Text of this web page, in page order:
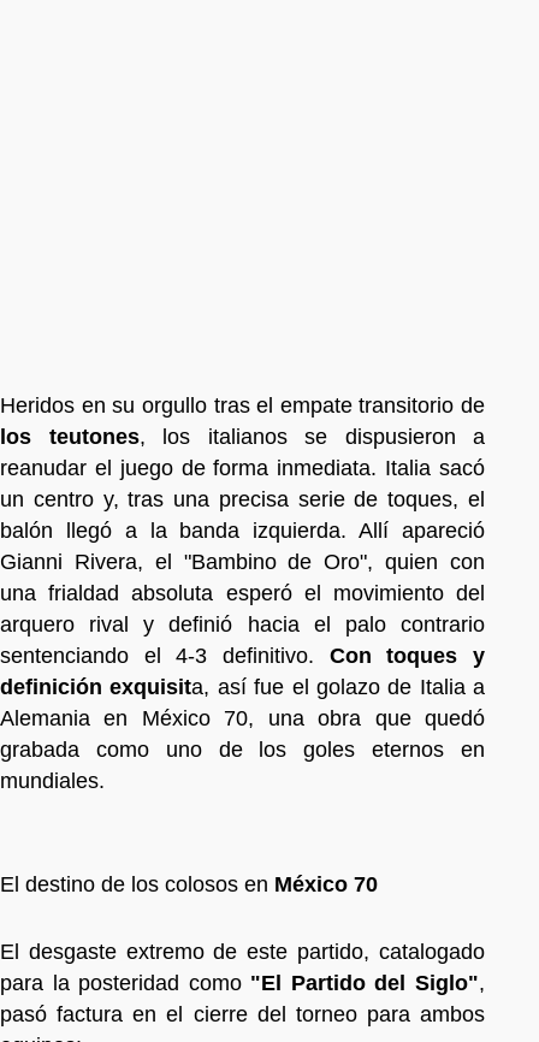
Heridos en su orgullo tras el empate transitorio de
los teutones, los italianos se dispusieron a
reanudar el juego de forma inmediata. Italia sacó
un centro y, tras una precisa serie de toques, el
balón llegó a la banda izquierda. Allí apareció
Gianni Rivera, el "Bambino de Oro", quien con
una frialdad absoluta esperó el movimiento del
arquero rival y definió hacia el palo contrario
sentenciando el 4-3 definitivo. Con toques y
definición exquisita, así fue el golazo de Italia a
Alemania en México 70, una obra que quedó
grabada como uno de los goles eternos en
mundiales.
El destino de los colosos en México 70
El desgaste extremo de este partido, catalogado
para la posteridad como "El Partido del Siglo",
pasó factura en el cierre del torneo para ambos